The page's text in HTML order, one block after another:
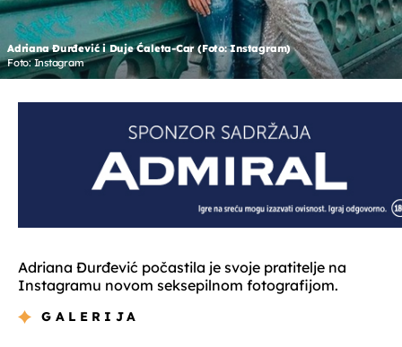
Adriana Đurđević i Duje Ćaleta-Car (Foto: Instagram)
Foto: Instagram
Adriana Đurđević počastila je svoje pratitelje na
Instagramu novom seksepilnom fotografijom.
GALERIJA